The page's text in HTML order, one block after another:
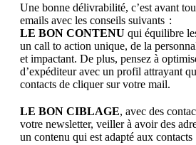
Une bonne délivrabilité, c’est avant
emails avec les conseils suivants :
LE BON CONTENU qui équilibre
un call to action unique, de la
et impactant. De plus, pensez à
d’expéditeur avec un profil attrayant
contacts de cliquer sur votre mail.
LE BON CIBLAGE, avec des
votre newsletter, veiller à avoir des
un contenu qui est adapté aux contacts